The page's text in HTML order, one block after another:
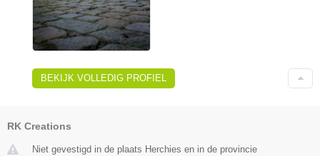
BEKIJK VOLLEDIG PROFIEL
RK Creations
Niet gevestigd in de plaats Herchies en in de provincie